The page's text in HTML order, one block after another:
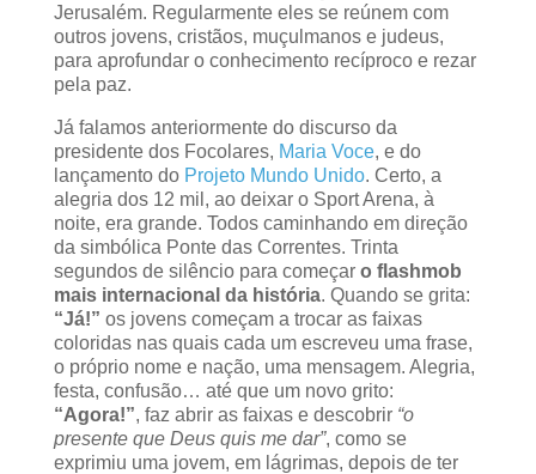
Jerusalém. Regularmente eles se reúnem com
outros jovens, cristãos, muçulmanos e judeus,
para aprofundar o conhecimento recíproco e rezar
pela paz.
Já falamos anteriormente do discurso da
presidente dos Focolares, Maria Voce, e do
lançamento do Projeto Mundo Unido. Certo, a
alegria dos 12 mil, ao deixar o Sport Arena, à
noite, era grande. Todos caminhando em direção
da simbólica Ponte das Correntes. Trinta
segundos de silêncio para começaro flashmob
mais internacional da história. Quando se grita:
“Já!” os jovens começam a trocar as faixas
coloridas nas quais cada um escreveu uma frase,
o próprio nome e nação, uma mensagem. Alegria,
festa, confusão… até que um novo grito:
“Agora!”, faz abrir as faixas e descobrir “o
presente que Deus quis me dar”, como se
exprimiu uma jovem, em lágrimas, depois de ter